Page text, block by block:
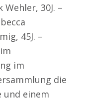
Wehler, 30J. –
45J. –
im
die
einem